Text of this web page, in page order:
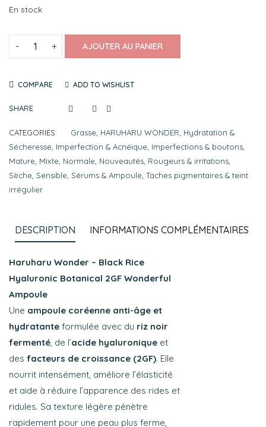
En stock
AJOUTER AU PANIER
COMPARE ADD TO WISHLIST
SHARE
CATEGORIES: Grasse HARUHARU WONDER Hydratation &
Sécheresse Imperfection & Acnéique Imperfections & boutons
Mature Mixte Normale Nouveautés Rougeurs & irritations
Sèche Sensible Sérums & Ampoule Taches pigmentaires & teint
irrégulier
DESCRIPTION INFORMATIONS COMPLÉMENTAIRES
Haruharu Wonder – Black Rice
Hyaluronic Botanical 2GF Wonderful
Ampoule
Une ampoule coréenne anti-âge et
hydratante formulée avec du riz noir
fermenté, de l’acide hyaluronique et
des facteurs de croissance (2GF). Elle
nourrit intensément, améliore l’élasticité
et aide à réduire l’apparence des rides et
ridules. Sa texture légère pénètre
rapidement pour une peau plus ferme,